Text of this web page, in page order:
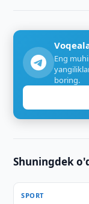
Eng
boring.
Shuningdek
SPORT